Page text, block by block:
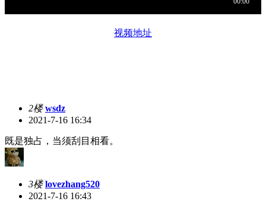
视频地址
2楼 wsdz
2021-7-16 16:34
既是独占，当须刮目相看。
3楼 lovezhang520
2021-7-16 16:43